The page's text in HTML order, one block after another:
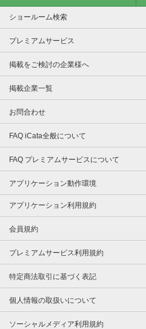
ショールーム検索
プレミアムサービス
掲載をご検討の企業様へ
掲載企業一覧
お問合わせ
FAQ iCata全般について
FAQ プレミアムサービスについて
アプリケーション動作環境
アプリケーション利用規約
会員規約
プレミアムサービス利用規約
特定商法取引に基づく表記
個人情報の取扱いについて
ソーシャルメディア利用規約